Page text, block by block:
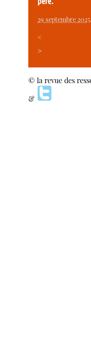
29 septembre 2025
<
>
© la revue des
&